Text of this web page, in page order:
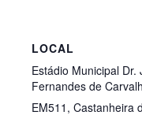
LOCAL
Estádio Municipal Dr.
Fernandes de
EM511, Castanheira